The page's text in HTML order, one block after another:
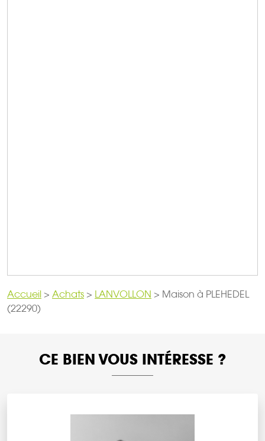
Accueil > Achats > LANVOLLON > Maison à PLEHEDEL
(22290)
CE BIEN VOUS INTÉRESSE ?